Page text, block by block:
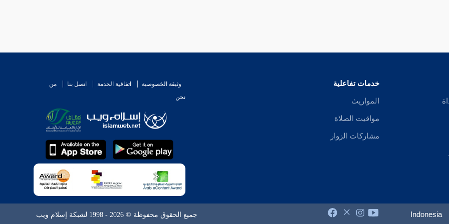
خدمات تفاعلية
المواريث
مواقيت الصلاة
مشاركات الزوار
وثيقة الخصوصية اتفاقية الخدمة اتصل بنا
من
نحن
Indonesia جميع الحقوق محفوظة © 2026 - 1998 لشبكة إسلام ويب